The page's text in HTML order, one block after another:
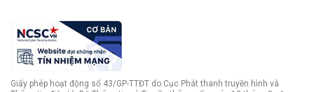
Giấy phép hoạt động số 43/GP-TTĐT do Cục Phát thanh truyền hình và